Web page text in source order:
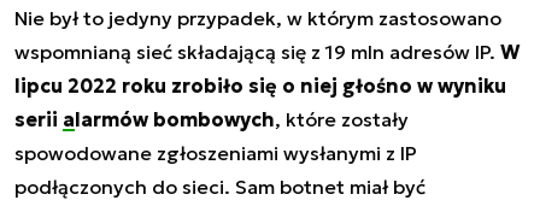
Nie był to jedyny przypadek, w którym zastosowano
wspomnianą sieć składającą się z 19 mln adresów IP. W
lipcu 2022 roku zrobiło się o niej głośno w wyniku
serii alarmów bombowych, które zostały
spowodowane zgłoszeniami wysłanymi z IP
podłączonych do sieci. Sam botnet miał być